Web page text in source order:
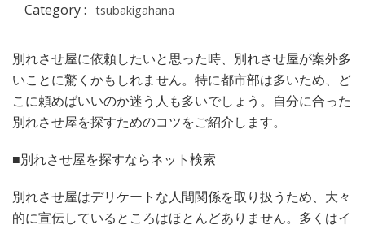
Category : tsubakigahana
別れさせ屋に依頼したいと思った時、別れさせ屋が案外多
いことに驚くかもしれません。特に都市部は多いため、ど
こに頼めばいいのか迷う人も多いでしょう。自分に合った
別れさせ屋を探すためのコツをご紹介します。
■別れさせ屋を探すならネット検索
別れさせ屋はデリケートな人間関係を取り扱うため、大々
的に宣伝しているところはほとんどありません。多くはイ